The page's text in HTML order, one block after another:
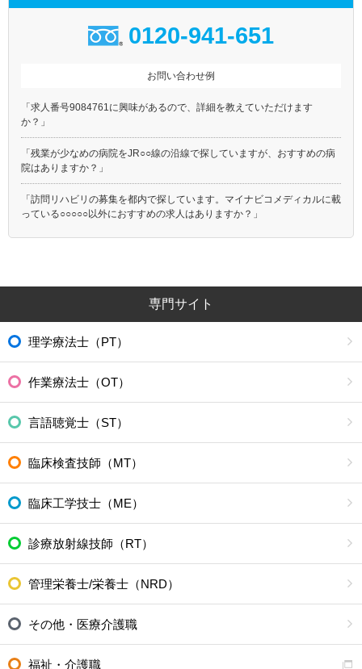
0120-941-651
お問い合わせ例
「求人番号9084761に興味があるので、詳細を教えていただけます
か？」
「残業が少なめの病院をJR○○線の沿線で探していますが、おすすめの病
院はありますか？」
「訪問リハビリの募集を都内で探しています。マイナビコメディカルに載
っている○○○○○以外におすすめの求人はありますか？」
専門サイト
理学療法士（PT）
作業療法士（OT）
言語聴覚士（ST）
臨床検査技師（MT）
臨床工学技士（ME）
診療放射線技師（RT）
管理栄養士/栄養士（NRD）
その他・医療介護職
福祉・介護職